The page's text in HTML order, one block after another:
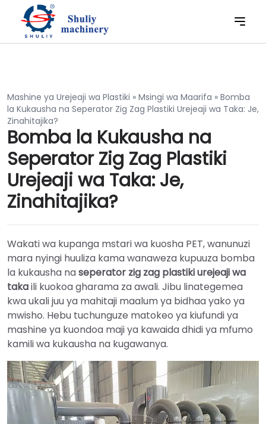
Mashine ya Urejeaji wa Plastiki » Msingi wa Maarifa » Bomba
la Kukausha na Seperator Zig Zag Plastiki Urejeaji wa Taka: Je,
Zinahitajika?
Bomba la Kukausha na
Seperator Zig Zag Plastiki
Urejeaji wa Taka: Je,
Zinahitajika?
Wakati wa kupanga mstari wa kuosha PET, wanunuzi
mara nyingi huuliza kama wanaweza kupuuza bomba
la kukausha naseperator zig zag plastiki urejeaji wa
takaili kuokoa gharama za awali. Jibu linategemea
kwa ukali juu ya mahitaji maalum ya bidhaa yako ya
mwisho. Hebu tuchunguze matokeo ya kiufundi ya
mashine ya kuondoa maji ya kawaida dhidi ya mfumo
kamili wa kukausha na kugawanya.